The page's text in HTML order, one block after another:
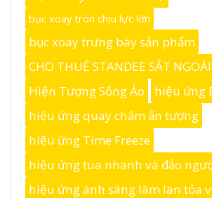
bục xoay tròn chịu lực lớn
bục xoay trưng bày sản phẩm
CHO THUÊ STANDEE SẮT
Hiện Tượng Sống Ảo
hiệu ứng
hiệu ứng quay chậm ấn tượng
hiệu ứng Time Freeze
hiệu ứng tua nhanh và đảo
hiệu ứng ánh sáng làm lan tỏa